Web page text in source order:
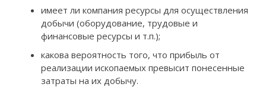
имеет ли компания ресурсы для осуществления
добычи (оборудование, трудовые и
финансовые ресурсы и т.п.);
какова вероятность того, что прибыль от
реализации ископаемых превысит понесенные
затраты на их добычу.